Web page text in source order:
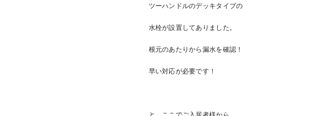
ツーハンドルのデッキタイプの
水栓が設置してありました。
根元のあたりから漏水を確認！
早い対応が必要です！